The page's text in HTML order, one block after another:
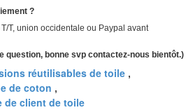
?
T, union occidentale ou Paypal avant
question, bonne svp contactez-nous bientôt.)
réutilisables de toile ,
de coton ,
de client de toile